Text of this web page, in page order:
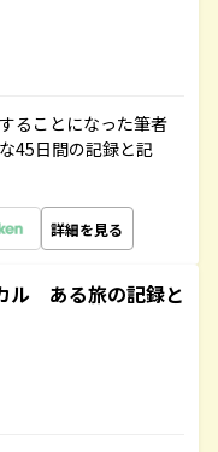
ることになった筆者
45日間の記録と記
詳細を見る
ル ある旅の記録と